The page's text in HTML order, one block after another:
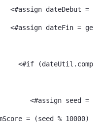
<#assign dateDebut
<#assign dateFin =
<#assign seed
= (seed % 10000)